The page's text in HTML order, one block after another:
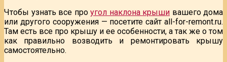
Чтобы узнать все про угол наклона крыши вашего дома
или другого сооружения — посетите сайт all-for-remont.ru.
Там есть все про крышу и ее особенности, а так же о том
как правильно возводить и ремонтировать крышу
самостоятельно.